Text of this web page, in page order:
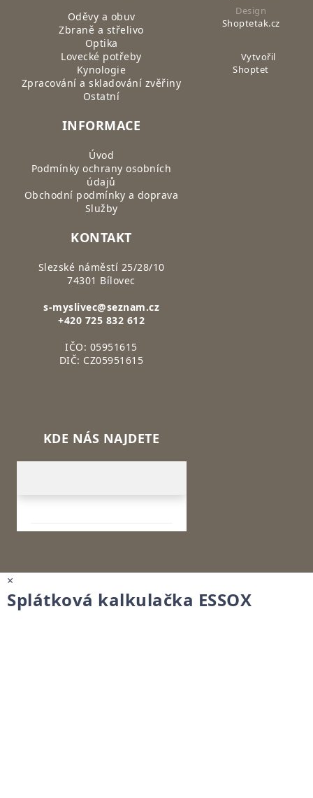
Oděvy a obuv
Zbraně a střelivo
Optika
Lovecké potřeby
Kynologie
Zpracování a skladování zvěřiny
Ostatní
INFORMACE
Úvod
Podmínky ochrany osobních
údajů
Obchodní podmínky a doprava
Služby
KONTAKT
Slezské náměstí 25/28/10
74301 Bílovec
s-myslivec@seznam.cz
+420 725 832 612
IČO: 05951615
DIČ: CZ05951615
KDE NÁS NAJDETE
Design
Shoptetak.cz
Vytvořil
Shoptet
×
Splátková kalkulačka ESSOX